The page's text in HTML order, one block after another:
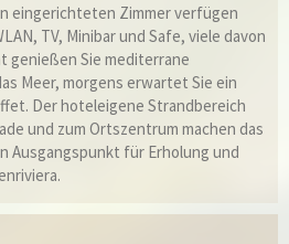
eingerichteten Zimmer verfügen
TV, Minibar und Safe, viele davon
genießen Sie mediterrane
Meer, morgens erwartet Sie ein
Der hoteleigene Strandbereich
und zum Ortszentrum machen das
Ausgangspunkt für Erholung und